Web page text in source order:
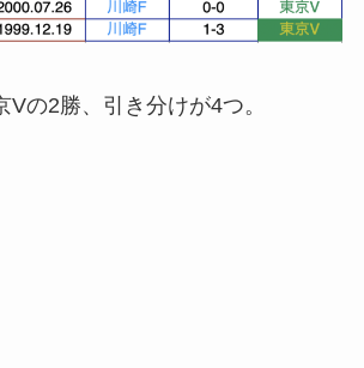
Vの2勝、引き分けが4つ。